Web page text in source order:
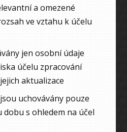
a omezené
ve vztahu k účelu
jen osobní údaje
účelu zpracování
aktualizace
uchovávány pouze
s ohledem na účel